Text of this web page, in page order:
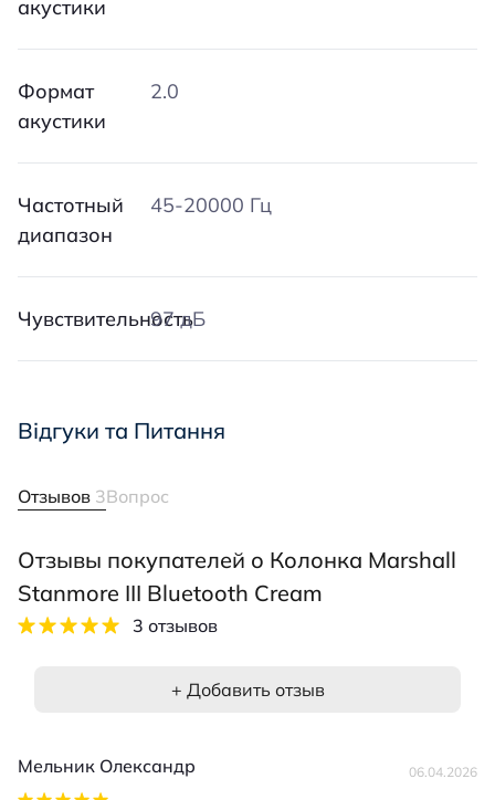
акустики
Формат
акустики
2.0
Частотный
диапазон
45-20000 Гц
Чувствительность
97 дБ
Відгуки та Питання
Отзывов 3Вопрос
Отзывы покупателей о Колонка Marshall
Stanmore III Bluetooth Cream
3 отзывов
+ Добавить отзыв
Мельник Олександр 06.04.2026